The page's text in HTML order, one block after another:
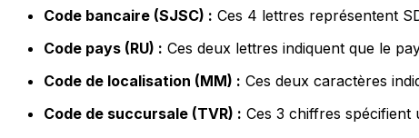
Code bancaire (SJSC) : Ces 4 lettres représentent
Code pays (RU) : Ces deux lettres indiquent que le
Code de localisation (MM) : Ces deux caractères
Code de succursale (TVR) : Ces 3 chiffres spécifient